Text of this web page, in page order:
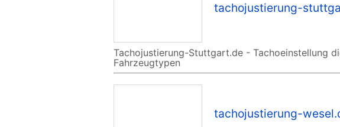
tachojustierung-
Tachojustierung-Stuttgart.de - Tachoeinstellung
Fahrzeugtypen
tachojustierung-